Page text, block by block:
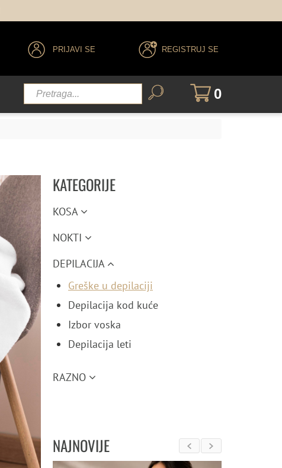
PRIJAVI SE REGISTRUJ SE
0
KATEGORIJE
KOSA
NOKTI
DEPILACIJA
Greške u depilaciji
Depilacija kod kuće
Izbor voska
Depilacija leti
RAZNO
NAJNOVIJE